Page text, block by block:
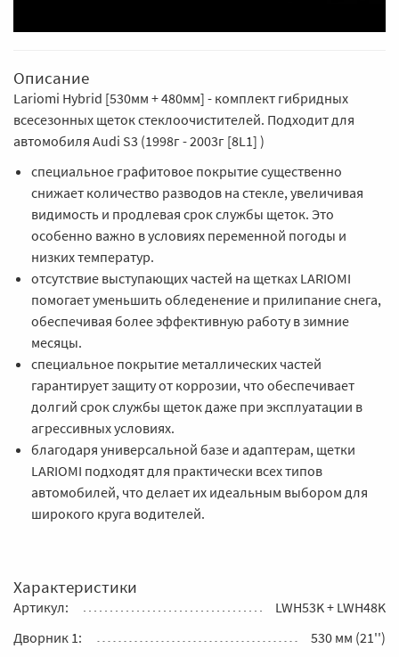
Описание
Lariomi Hybrid [530мм + 480мм] - комплект гибридных
всесезонных щеток стеклоочистителей. Подходит для
автомобиля Audi S3 (1998г - 2003г [8L1] )
специальное графитовое покрытие существенно
снижает количество разводов на стекле, увеличивая
видимость и продлевая срок службы щеток. Это
особенно важно в условиях переменной погоды и
низких температур.
отсутствие выступающих частей на щетках LARIOMI
помогает уменьшить обледенение и прилипание снега,
обеспечивая более эффективную работу в зимние
месяцы.
специальное покрытие металлических частей
гарантирует защиту от коррозии, что обеспечивает
долгий срок службы щеток даже при эксплуатации в
агрессивных условиях.
благодаря универсальной базе и адаптерам, щетки
LARIOMI подходят для практически всех типов
автомобилей, что делает их идеальным выбором для
широкого круга водителей.
Характеристики
Артикул:
LWH53K + LWH48K
Дворник 1:
530 мм (21'')